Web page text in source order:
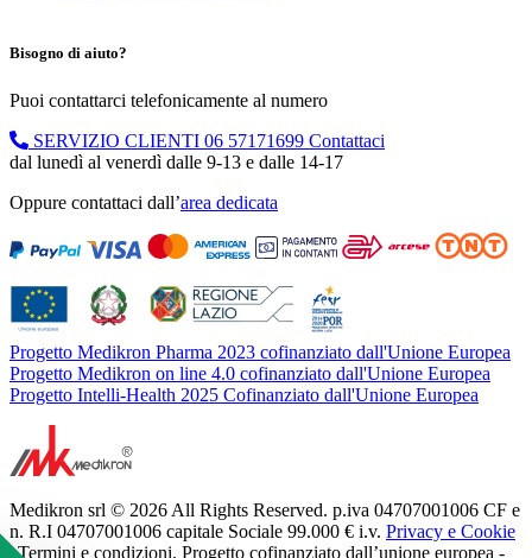
Bisogno di aiuto?
Puoi contattarci telefonicamente al numero
SERVIZIO CLIENTI 06 57171699 Contattaci
dal lunedì al venerdì dalle 9-13 e dalle 14-17
Oppure contattaci dall’area dedicata
Progetto Medikron Pharma 2023 cofinanziato dall'Unione Europea
Progetto Medikron on line 4.0 cofinanziato dall'Unione Europea
Progetto Intelli-Health 2025 Cofinanziato dall'Unione Europea
Medikron srl © 2026 All Rights Reserved. p.iva 04707001006 CF e
n. R.I 04707001006 capitale Sociale 99.000 € i.v. Privacy e Cookie
| Termini e condizioni. Progetto cofinanziato dall’unione europea -